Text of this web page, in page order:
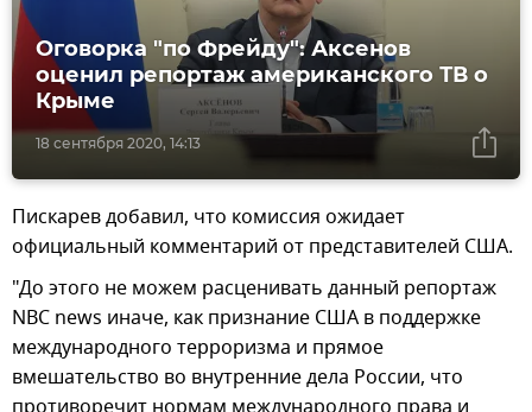
18 сентября 2020, 14:13
Оговорка "по Фрейду": Аксенов
оценил репортаж американского ТВ о
Крыме
Пискарев добавил, что комиссия ожидает
официальный комментарий от представителей США.
"До этого не можем расценивать данный репортаж
NBC news иначе, как признание США в поддержке
международного терроризма и прямое
вмешательство во внутренние дела России, что